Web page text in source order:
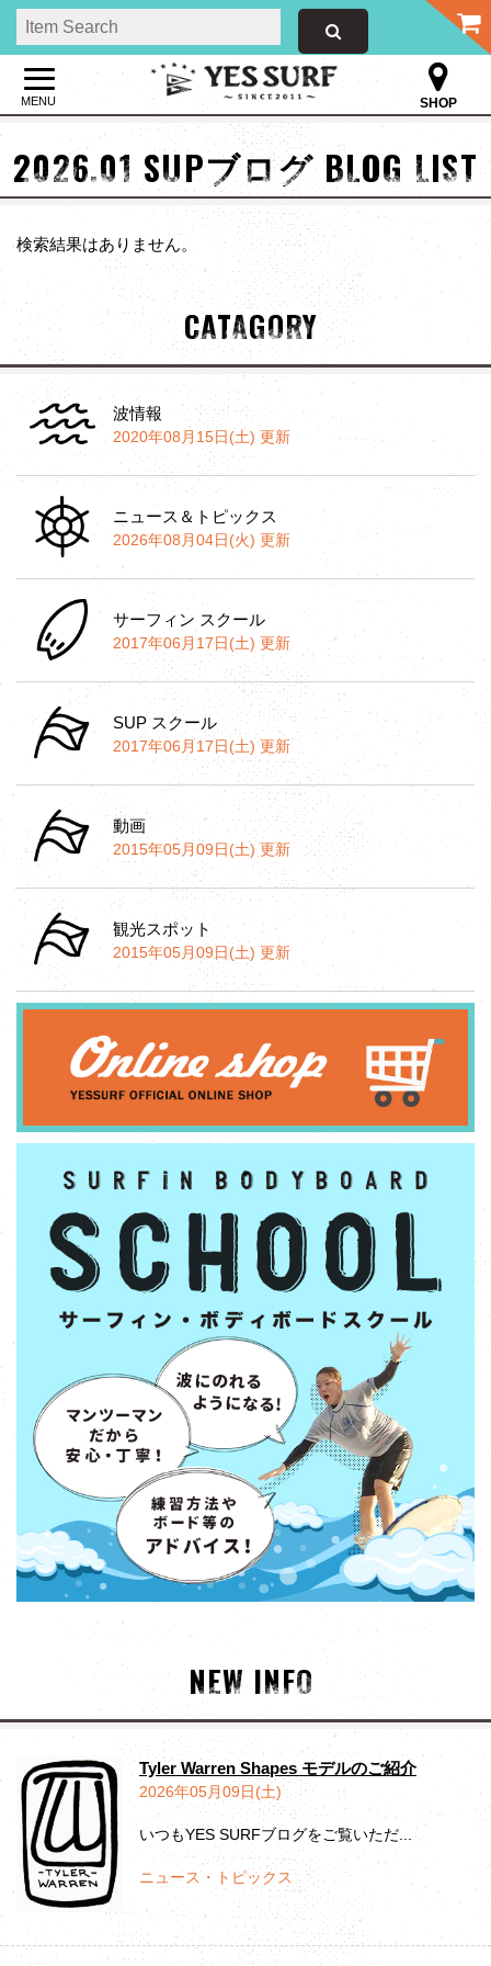
MENU SHOP
2026.01 SUPブログ BLOG LIST
検索結果はありません。
CATAGORY
波情報
2020年08月15日(土) 更新
ニュース＆トピックス
2026年08月04日(火) 更新
サーフィン スクール
2017年06月17日(土) 更新
SUP スクール
2017年06月17日(土) 更新
動画
2015年05月09日(土) 更新
観光スポット
2015年05月09日(土) 更新
NEW INFO
Tyler Warren Shapes モデルのご紹介
2026年05月09日(土)
いつもYES SURFブログをご覧いただ...
ニュース・トピックス